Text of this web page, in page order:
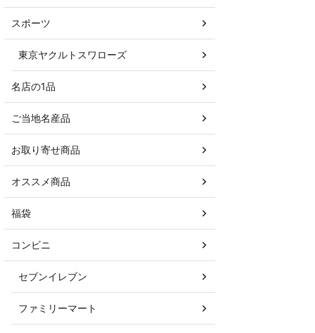
スポーツ
東京ヤクルトスワローズ
名店の1品
ご当地名産品
お取り寄せ商品
オススメ商品
福袋
コンビニ
セブンイレブン
ファミリーマート